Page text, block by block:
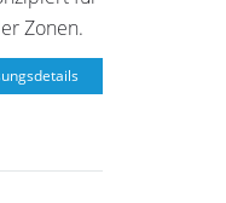
Zonen.